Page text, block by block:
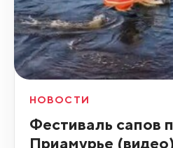
НОВОСТИ
Фестиваль сапов
Приамурье